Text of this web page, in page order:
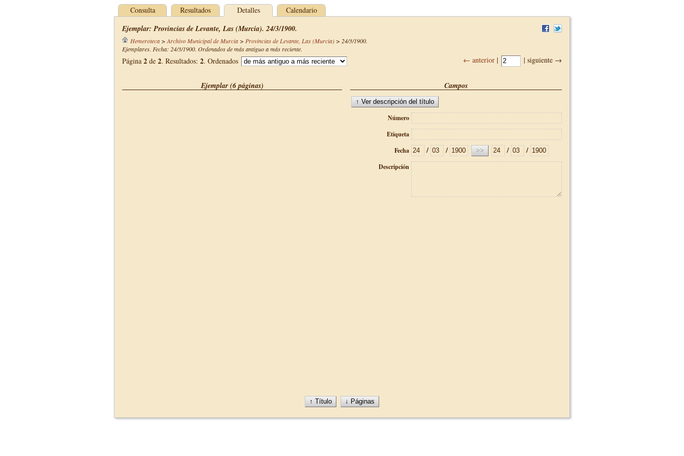
Consulta Resultados Detalles Calendario
Ejemplar: Provincias de Levante, Las (Murcia). 24/3/1900.
Hemeroteca> Archivo Municipal de Murcia> Provincias de Levante, Las (Murcia)> 24/3/1900.
Ejemplares. Fecha: 24/3/1900. Ordenados de más antiguo a más reciente.
← anterior | | siguiente →
Página 2 de 2. Resultados: 2. Ordenados
Ejemplar (6 páginas) Campos
Número
Etiqueta
Fecha
/ / / /
Descripción